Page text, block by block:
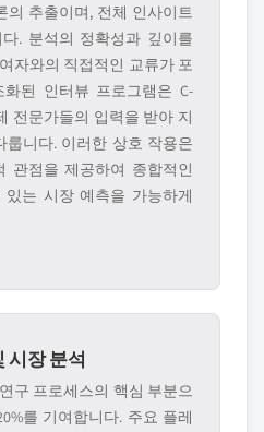
의 추출이며, 전체 인사이트
. 분석의 정확성과 깊이를
자와의 직접적인 교류가 포
된 인터뷰 프로그램은 C-
전문가들의 입력을 받아 지
니다. 이러한 상호 작용은
관점을 제공하여 종합적인
는 시장 예측을 가능하게
시장 분석
구 프로세스의 핵심 부분으
를 기여합니다. 주요 플레